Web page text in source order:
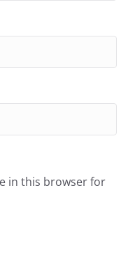
in this browser for